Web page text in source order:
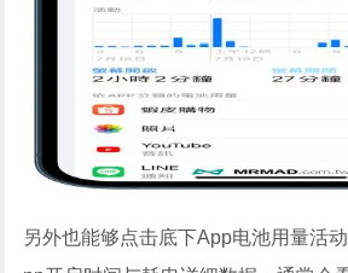
另外也能够点击底下App电池用量活